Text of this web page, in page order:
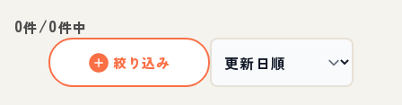
0件/0件中
絞り込み